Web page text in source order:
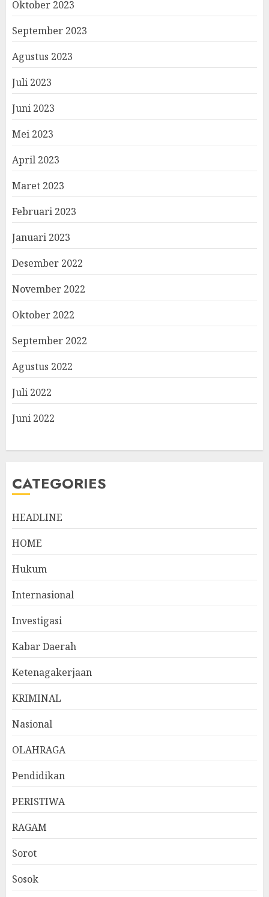
Oktober 2023
September 2023
Agustus 2023
Juli 2023
Juni 2023
Mei 2023
April 2023
Maret 2023
Februari 2023
Januari 2023
Desember 2022
November 2022
Oktober 2022
September 2022
Agustus 2022
Juli 2022
Juni 2022
CATEGORIES
HEADLINE
HOME
Hukum
Internasional
Investigasi
Kabar Daerah
Ketenagakerjaan
KRIMINAL
Nasional
OLAHRAGA
Pendidikan
PERISTIWA
RAGAM
Sorot
Sosok